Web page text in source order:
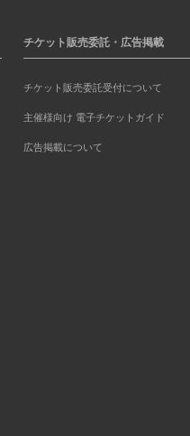
チケット販売委託・広告掲載
チケット販売委託受付について
主催様向け 電子チケットガイド
広告掲載について